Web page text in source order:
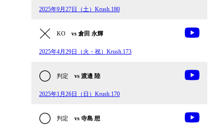
2025年9月27日（土）Krush.180
KO vs 倉田 永輝
2025年4月29日（火・祝）Krush.173
判定 vs 渡邉 陸
2025年1月26日（日）Krush.170
判定 vs 寺島 想